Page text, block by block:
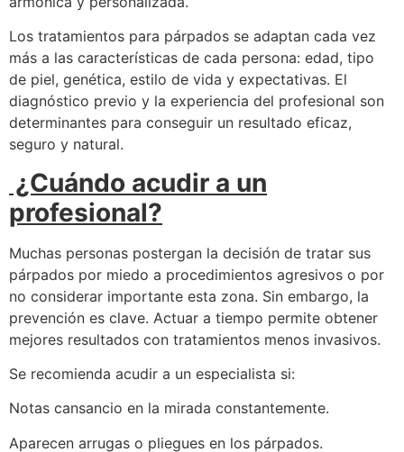
Los tratamientos para párpados se adaptan cada vez
más a las características de cada persona: edad, tipo
de piel, genética, estilo de vida y expectativas. El
diagnóstico previo y la experiencia del profesional son
determinantes para conseguir un resultado eficaz,
seguro y natural.
¿Cuándo acudir a un
profesional?
Muchas personas postergan la decisión de tratar sus
párpados por miedo a procedimientos agresivos o por
no considerar importante esta zona. Sin embargo, la
prevención es clave. Actuar a tiempo permite obtener
mejores resultados con tratamientos menos invasivos.
Se recomienda acudir a un especialista si:
Notas cansancio en la mirada constantemente.
Aparecen arrugas o pliegues en los párpados.